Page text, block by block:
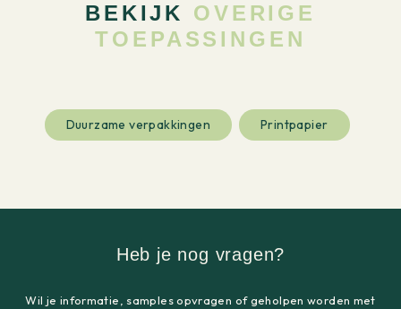
BEKIJK OVERIGE
TOEPASSINGEN
Duurzame verpakkingen Printpapier
Heb je nog vragen?
Wil je informatie, samples opvragen of geholpen worden met